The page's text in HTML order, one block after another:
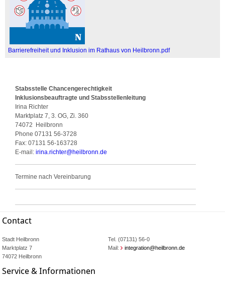
Barrierefreiheit und Inklusion im Rathaus von Heilbronn.pdf
Stabsstelle Chancengerechtigkeit
Inklusionsbeauftragte und Stabsstellenleitung
Irina Richter
Marktplatz 7, 3. OG, Zi. 360
74072
Heilbronn
Phone 07131 56-3728
Fax: 07131 56-163728
E-mail: irina.richter@heilbronn.de
Termine nach Vereinbarung
Contact
Stadt Heilbronn
Marktplatz 7
74072 Heilbronn
Tel. (07131) 56-0
Mail:
integration@heilbronn.de
Service & Informationen